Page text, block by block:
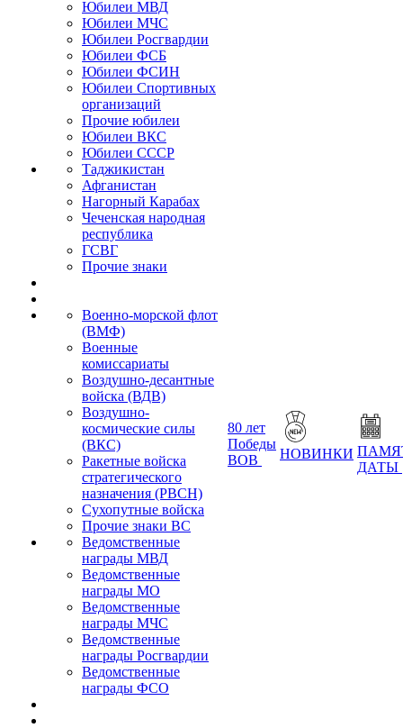
Юбилеи МВД
Юбилеи МЧС
Юбилеи Росгвардии
Юбилеи ФСБ
Юбилеи ФСИН
Юбилеи Спортивных
организаций
Прочие юбилеи
Юбилеи ВКС
Юбилеи СССР
Таджикистан
Афганистан
Нагорный Карабах
Чеченская народная
республика
ГСВГ
Прочие знаки
Военно-морской флот
(ВМФ)
Военные
комиссариаты
Воздушно-десантные
войска (ВДВ)
Воздушно-
космические силы
(ВКС)
Ракетные войска
стратегического
назначения (РВСН)
Сухопутные войска
Прочие знаки ВС
Ведомственные
награды МВД
Ведомственные
награды МО
Ведомственные
награды МЧС
Ведомственные
награды Росгвардии
Ведомственные
награды ФСО
80 лет
Победы
ВОВ
НОВИНКИ
ДАТЫ